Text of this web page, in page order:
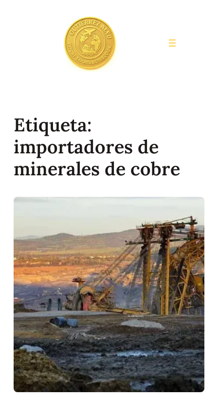
Etiqueta:
importadores de
minerales de cobre